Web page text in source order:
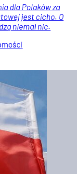
dla Polaków za
jest cicho. O
niemal nic.